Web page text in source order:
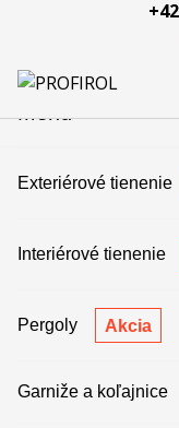
Servis a
777 071
Menu
Exteriérové tienenie
Interiérové tienenie
Pergoly Akcia
Garniže a koľajnice